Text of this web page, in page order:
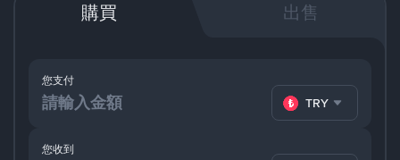
購買 出售
您支付
TRY
您收到